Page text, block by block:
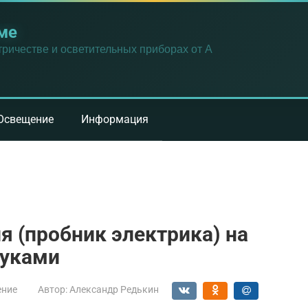
и осветительных приборах от А
Информация
(пробник электрика) на
Автор: Александр Редькин